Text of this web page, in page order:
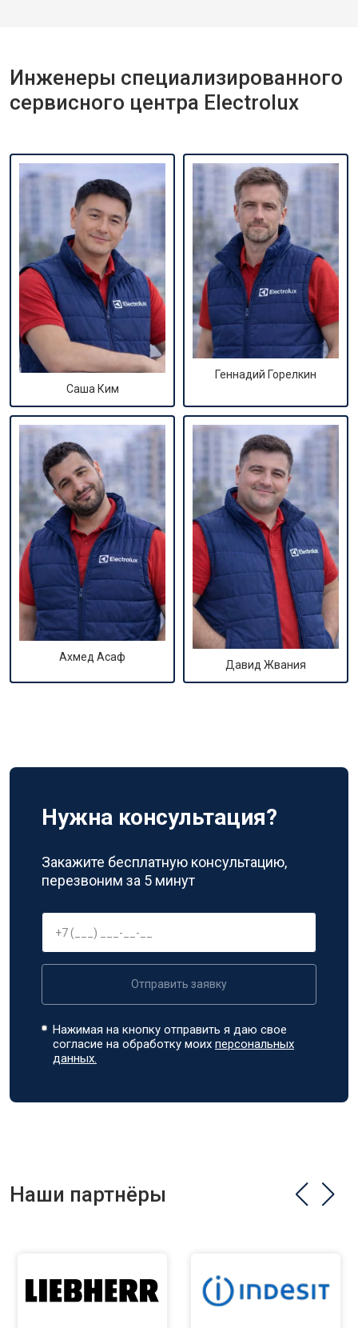
Инженеры специализированного
сервисного центра Electrolux
Саша Ким
Геннадий Горелкин
Ахмед Асаф
Давид Жвания
Нужна консультация?
Закажите бесплатную консультацию,
перезвоним за 5 минут
Отправить заявку
Нажимая на кнопку отправить я даю свое
согласие на обработку моихперсональных
данных.
Наши партнёры